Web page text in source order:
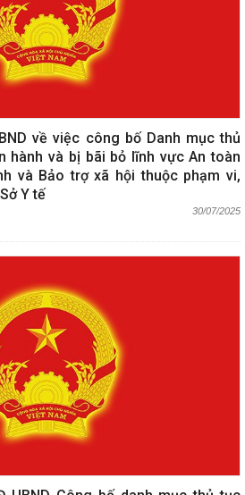
về việc công bố Danh mục thủ
hành và bị bãi bỏ lĩnh vực An toàn
và Bảo trợ xã hội thuộc phạm vi,
Y tế
30/07/2025